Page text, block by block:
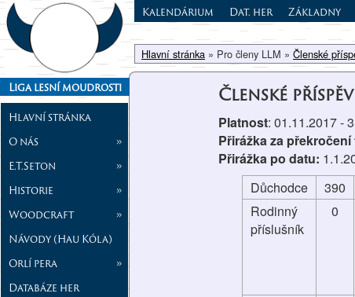
Liga lesní moudrosti
Hlavní stránka
O nás
»
E.T.Seton
»
Historie
»
Woodcraft
»
Návody (Hau Kóla)
Orlí pera
»
Databáze her
Kalendárium Dat. her Základny
Hlavní stránka » Pro členy LLM » Členské
Členské
Platnost: 01.11.2017 -
Přirážka za
Přirážka po datu:
Důchodce
390
Rodinný
příslušník
0